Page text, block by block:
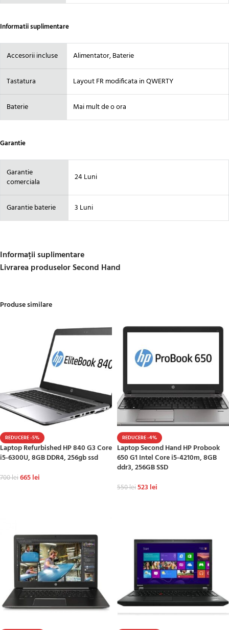
Informatii suplimentare
Accesorii incluse Alimentator, Baterie
Tastatura Layout FR modificata in QWERTY
Baterie Mai mult de o ora
Garantie
Garantie
comerciala
24 Luni
Garantie baterie 3 Luni
Informații suplimentare
Livrarea produselor Second Hand
Produse similare
REDUCERE -5%
Laptop Refurbished HP 840 G3 Core
i5-6300U, 8GB DDR4, 256gb ssd
700lei665lei
REDUCERE -4%
Laptop Second Hand HP Probook
650 G1 Intel Core i5-4210m, 8GB
ddr3, 256GB SSD
550lei523 lei